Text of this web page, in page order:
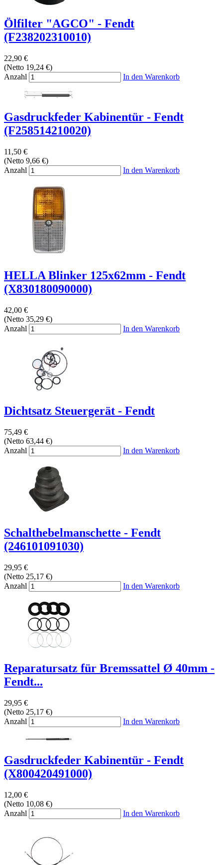
Ölfilter "AGCO" - Fendt
(F238202310010)
22,90 €
(Netto 19,24 €)
Anzahl
In den Warenkorb
Gasdruckfeder Kabinentür - Fendt
(F258514210020)
11,50 €
(Netto 9,66 €)
Anzahl
In den Warenkorb
HELLA Blinker 125x62mm - Fendt
(X830180090000)
42,00 €
(Netto 35,29 €)
Anzahl
In den Warenkorb
Dichtsatz Steuergerät - Fendt
75,49 €
(Netto 63,44 €)
Anzahl
In den Warenkorb
Schalthebelmanschette - Fendt
(246101091030)
29,95 €
(Netto 25,17 €)
Anzahl
In den Warenkorb
Reparatursatz für Bremssattel Ø 40mm -
Fendt...
29,95 €
(Netto 25,17 €)
Anzahl
In den Warenkorb
Gasdruckfeder Kabinentür - Fendt
(X800420491000)
12,00 €
(Netto 10,08 €)
Anzahl
In den Warenkorb